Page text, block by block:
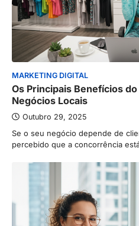
MARKETING DIGITAL
Os Principais Benefícios
Negócios Locais
Outubro 29, 2025
Se o seu negócio depende de
percebido que a concorrência